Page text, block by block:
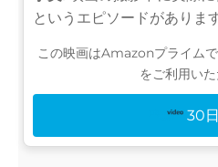
というエピソードがあります
この映画はAmazonプライム
をご利用い
30